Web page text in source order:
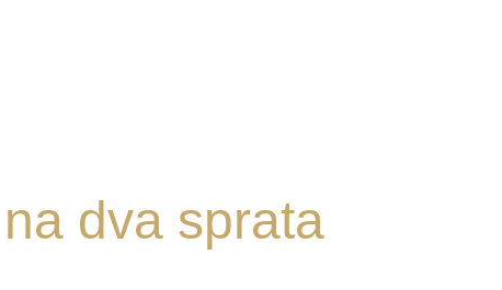
dva sprata